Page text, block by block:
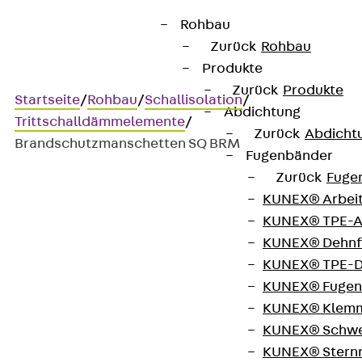
Rohbau
Zurück Rohbau
Produkte
Zurück Produkte
Abdichtung
Zurück
Fugenbänder
Zurück
KUNEX®
KUNEX®
KUNEX®
KUNEX®
KUNEX®
KUNEX®
KUNEX®
KUNEX®
Startseite/Rohbau/Schallisolation/
Trittschalldämmelemente/
Brandschutzmanschetten SQ BRM
Brandschutzmanschetten
Zubehör für SINTON® Q